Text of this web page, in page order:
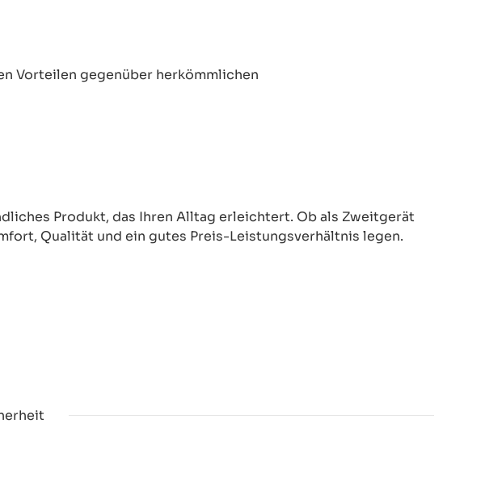
Vorteilen gegenüber herkömmlichen
Produkt, das Ihren Alltag erleichtert. Ob als Zweitgerät
Qualität und ein gutes Preis-Leistungsverhältnis legen.